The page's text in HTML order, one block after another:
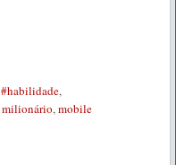
#habilidade,
milionário,mobile